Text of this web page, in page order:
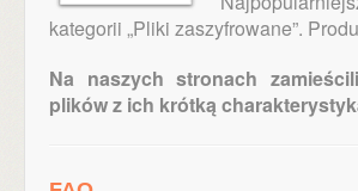
kategorii „Pliki zaszyfrowane”.
Na naszych stronach
plików z ich krótką